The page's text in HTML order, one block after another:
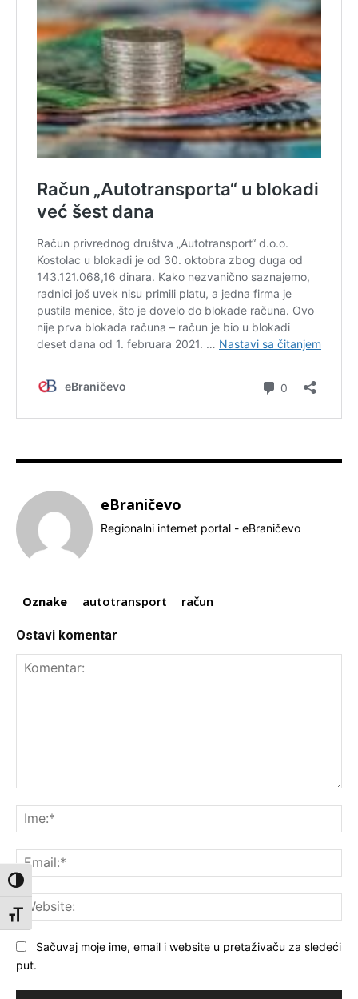
Toggle High Contrast
Toggle Font size
eBraničevo
Regionalni internet portal - eBraničevo
Oznake autotransport račun
Ostavi komentar
Sačuvaj moje ime, email i website u pretaživaču za sledeći
put.